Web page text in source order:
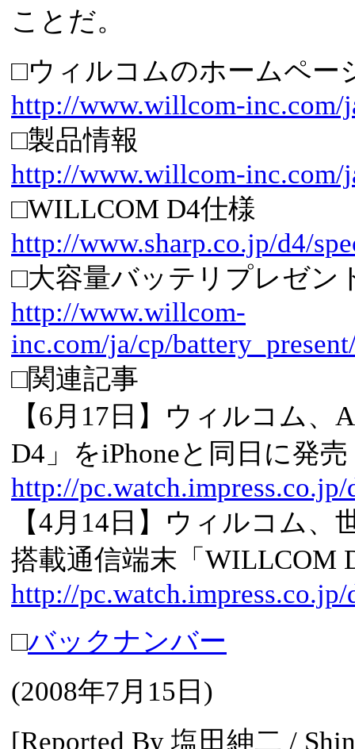
ことだ。
□ウィルコムのホームペー
http://www.willcom-inc.com/
□製品情報
http://www.willcom-inc.com/
□WILLCOM D4仕様
http://www.sharp.co.jp/d4/
□大容量バッテリプレゼン
http://www.willcom-
inc.com/ja/cp/
□関連記事
【6月17日】ウィルコム、
D4」をiPhoneと同日に発売
http://
【4月14日】ウィルコム、
搭載通信端末「WILLCOM
http://
□バックナンバー
(2008年7月15日 )
[Reported By 塩田紳二 /